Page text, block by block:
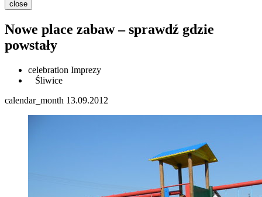
close
Nowe place zabaw – sprawdź gdzie
powstały
celebration Imprezy
Śliwice
calendar_month 13.09.2012